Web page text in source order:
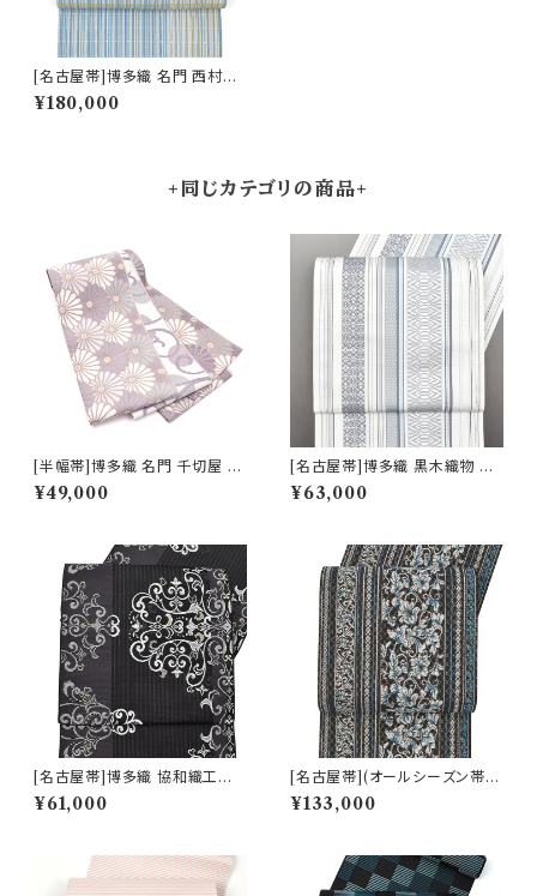
[名古屋帯]博多織 名門 西村織
物 謹製 絹乃道 ウルムチ 九寸帯
正絹 日本製(商品番号:22087)
¥180,000
+同じカテゴリの商品+
[半幅帯]博多織 名門 千切屋 謹
製 菊繋ぎ文様 リバーシブル 両
面柄 小袋 正絹 日本製(商品番
¥49,000
[名古屋帯]博多織 黒木織物 謹
製 献上独鈷 八寸帯 正絹 日本
製(商品番号:22108)
¥63,000
[名古屋帯]博多織 協和織工場
謹製 印度彩花文 八寸帯 正絹
日本製(商品番号:22103)
¥61,000
[名古屋帯](オールシーズン帯)
博多織 筑前織物 謹製 捩れ組織
八寸帯 正絹 日本製(商品番号:2
¥133,000